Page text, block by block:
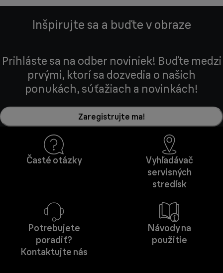
Inšpirujte sa a buďte v obraze
Prihláste sa na odber noviniek! Buďte medzi
prvými, ktorí sa dozvedia o našich
ponukách, súťažiach a novinkách!
Zaregistrujte ma!
Časté otázky
Vyhľadávač
servisných
stredísk
Potrebujete
poradiť?
Kontaktujte nás
Návody na
použitie